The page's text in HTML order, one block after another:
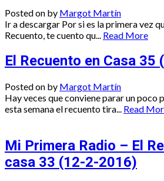
Posted on by Margot Martín
Ir a descargar Por si es la primera vez
Recuento, te cuento qu... Read More
El Recuento en Casa 35
Posted on by Margot Martín
Hay veces que conviene parar un poco
esta semana el recuento tira...
Read
Mi Primera Radio – El
casa 33 (12-2-2016)